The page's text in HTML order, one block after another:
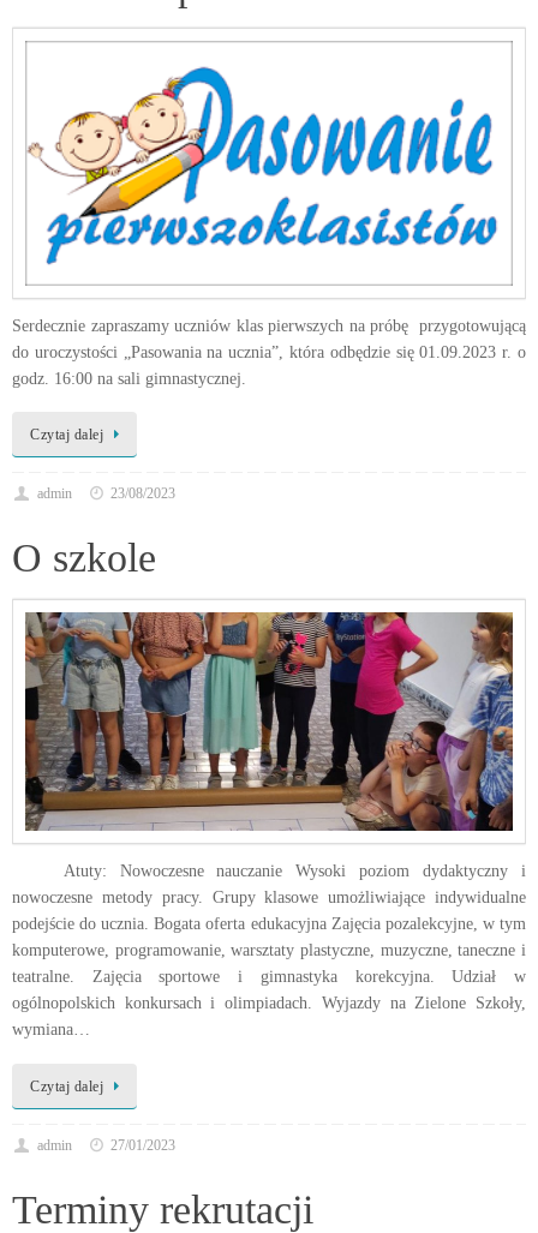
Serdecznie zapraszamy uczniów klas pierwszych na próbę przygotowującą
do uroczystości „Pasowania na ucznia”, która odbędzie się 01.09.2023 r. o
godz. 16:00 na sali gimnastycznej.
Czytaj dalej
admin 23/08/2023
O szkole
Atuty: Nowoczesne nauczanie Wysoki poziom dydaktyczny i
nowoczesne metody pracy. Grupy klasowe umożliwiające indywidualne
podejście do ucznia. Bogata oferta edukacyjna Zajęcia pozalekcyjne, w tym
komputerowe, programowanie, warsztaty plastyczne, muzyczne, taneczne i
teatralne. Zajęcia sportowe i gimnastyka korekcyjna. Udział w
ogólnopolskich konkursach i olimpiadach. Wyjazdy na Zielone Szkoły,
wymiana…
Czytaj dalej
admin 27/01/2023
Terminy rekrutacji